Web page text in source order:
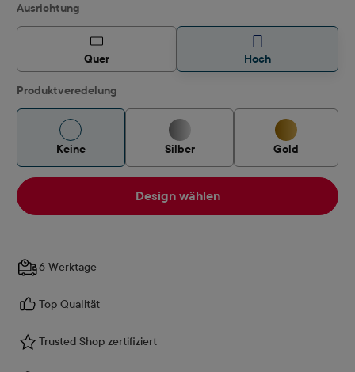
Ausrichtungauswählen
Quer Hoch
Produktveredelung
Keine Silber Gold
Design wählen
6 Werktage
Top Qualität
Trusted Shop zertifiziert